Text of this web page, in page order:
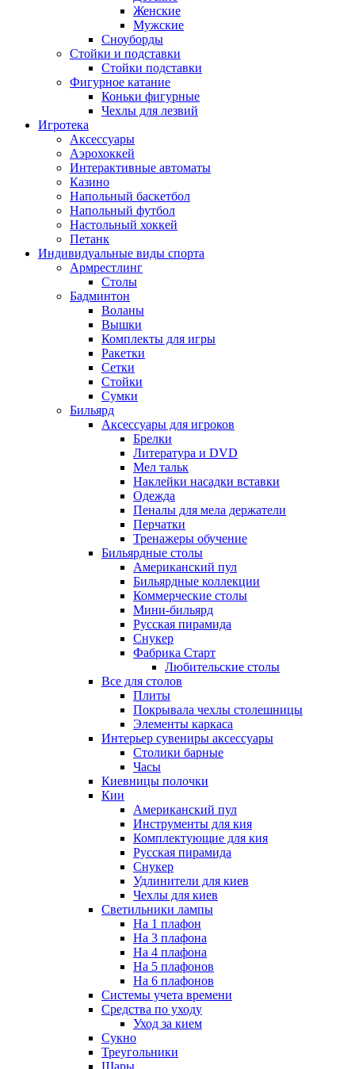
Женские
Мужские
Сноуборды
Стойки и подставки
Cтойки подставки
Фигурное катание
Коньки фигурные
Чехлы для лезвий
Игротека
Аксессуары
Аэрохоккей
Интерактивные автоматы
Казино
Напольный баскетбол
Напольный футбол
Настольный хоккей
Петанк
Индивидуальные виды спорта
Армрестлинг
Столы
Бадминтон
Воланы
Вышки
Комплекты для игры
Ракетки
Сетки
Стойки
Сумки
Бильярд
Аксессуары для игроков
Брелки
Литература и DVD
Мел тальк
Наклейки насадки вставки
Одежда
Пеналы для мела держатели
Перчатки
Тренажеры обучение
Бильярдные столы
Американский пул
Бильярдные коллекции
Коммерческие столы
Мини-бильярд
Русская пирамида
Снукер
Фабрика Старт
Любительские столы
Все для столов
Плиты
Покрывала чехлы столешницы
Элементы каркаса
Интерьер сувениры аксессуары
Столики барные
Часы
Киевницы полочки
Кии
Американский пул
Инструменты для кия
Комплектующие для кия
Русская пирамида
Снукер
Удлинители для киев
Чехлы для киев
Светильники лампы
На 1 плафон
На 3 плафона
На 4 плафона
На 5 плафонов
На 6 плафонов
Системы учета времени
Средства по уходу
Уход за кием
Сукно
Треугольники
Шары